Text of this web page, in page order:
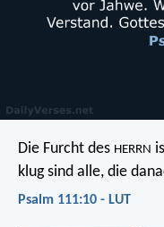
Die Furcht des HERRN
klug sind alle, die
Psalm 111:10 - LUT